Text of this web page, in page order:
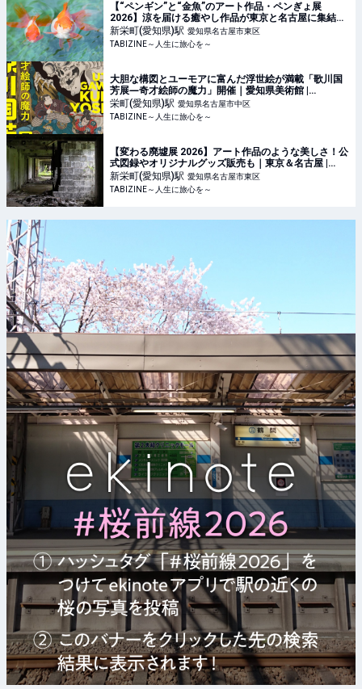
【“ペンギン”と“金魚”のアート作品・ペンぎょ展
2026】涼を届ける癒やし作品が東京と名古屋に集結！
| TABIZINE～人生に旅心を～
新栄町(愛知県)駅 愛知県名古屋市東区
TABIZINE～人生に旅心を～
大胆な構図とユーモアに富んだ浮世絵が満載「歌川国
芳展―奇才絵師の魔力」開催｜愛知県美術館 |
TABIZINE～人生に旅心を～
栄町(愛知県)駅 愛知県名古屋市中区
TABIZINE～人生に旅心を～
【変わる廃墟展 2026】アート作品のような美しさ！公
式図録やオリジナルグッズ販売も｜東京＆名古屋 |
TABIZINE～人生に旅心を～
新栄町(愛知県)駅 愛知県名古屋市東区
TABIZINE～人生に旅心を～